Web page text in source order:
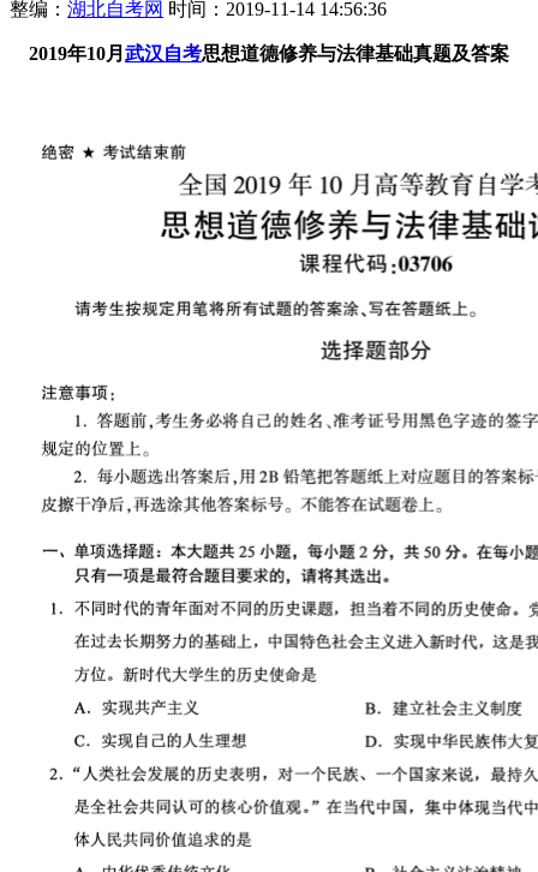
整编： 湖北自考网 时间：2019-11-14 14:56:36
2019年10月 武汉自考思想道德修养与法律基础真题及答案